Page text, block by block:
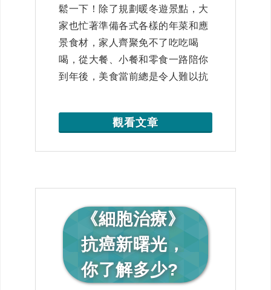
鬆一下！除了規劃暖冬遊景點，大
家也忙著準備各式各樣的年菜和應
景食材，家人齊聚免不了吃吃喝
喝，從大餐、小餐和零食一路陪你
到年後，美食當前總是令人難以抗
讓身體難受了…… 這時「過年病」
悄悄偷走您的健康，腸胃炎、感
不被病魔來拜年!
觀看文章
《細胞治療》
抗癌新曙光，
你了解多少?